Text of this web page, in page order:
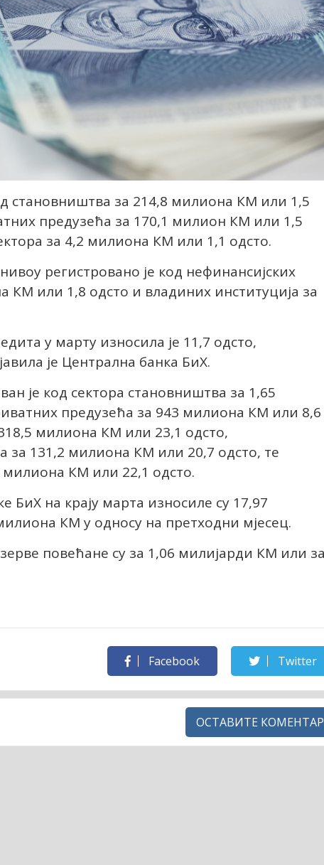
становништва за 214,8 милиона КМ или 1,5
предузећа за 170,1 милион КМ или 1,5
за 4,2 милиона КМ или 1,1 одсто.
регистровано је код нефинансијских
КМ или 1,8 одсто и владиних институција за
у марту износила је 11,7 одсто,
је Централна банка БиХ.
је код сектора становништва за 1,65
предузећа за 943 милиона КМ или 8,6
милиона КМ или 23,1 одсто,
за 131,2 милиона КМ или 20,7 одсто, те
милиона КМ или 22,1 одсто.
БиХ на крају марта износиле су 17,97
КМ у односу на претходни мјесец.
повећане су за 1,06 милијарди КМ или
Facebook Twitter
ОСТАВИТЕ КОМЕНТАР